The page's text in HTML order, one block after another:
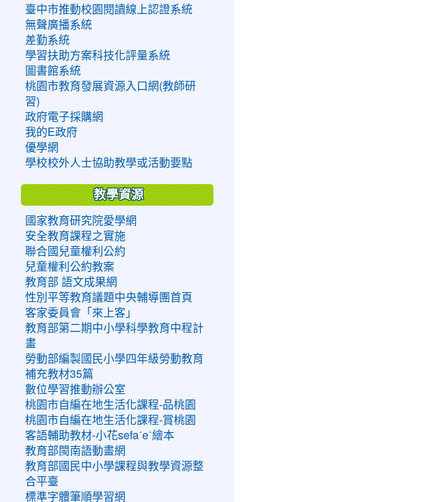
臺中市推動校園閱讀線上認證系統
無聲廣播系統
差勤系統
學習扶助方案科技化評量系統
圖書館系統
桃園市教育發展資源入口網(教師研
習)
政府電子採購網
我的E政府
優學網
學校校外人士協助教學或活動要點
教學資源
國家教育研究院愛學網
安全教育課程之實施
聯合國兒童權利公約
兒童權利公約教案
教育部 語文成果網
性別平等教育議題中央輔導團首頁
客家委員會「來上客」
教育部第二期中小學科學教育中程計
畫
勞動部編製國民小學四年級勞動教育
補充教材35篇
數位學習推動辦公室
桃園市自編在地生活化課程-品桃園
桃園市自編在地生活化課程-賞桃園
客語輔助教材-小花sefaˊeˋ繪本
教育部閩南語動畫網
教育部國民中小學課程與教學資源整
合平臺
標準字體筆順學習網